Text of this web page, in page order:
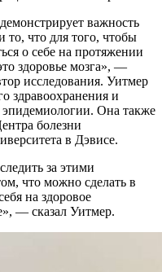
важность
то, что для того, чтобы
о себе на протяжении
здоровье мозга», —
исследования. Уитмер
здравоохранения и
эпидемиологии. Она также
болезни
в Дэвисе.
за этими
что можно сделать в
на здоровое
— сказал Уитмер.